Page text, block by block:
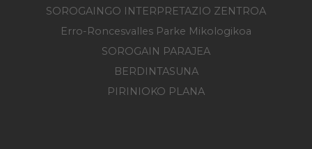
SOROGAINGO INTERPRETAZIO ZENTROA
Erro-Roncesvalles Parke Mikologikoa
SOROGAIN PARAJEA
BERDINTASUNA
PIRINIOKO PLANA